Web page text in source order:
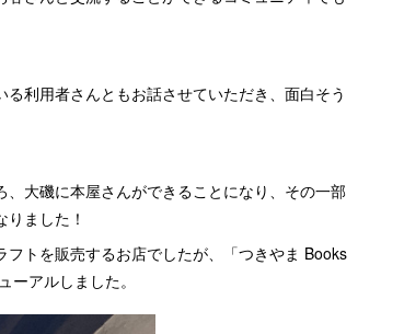
利用者さんともお話させていただき、面白そう
大磯に本屋さんができることになり、その一部
ました！
トを販売するお店でしたが、「つきやま Books
アルしました。